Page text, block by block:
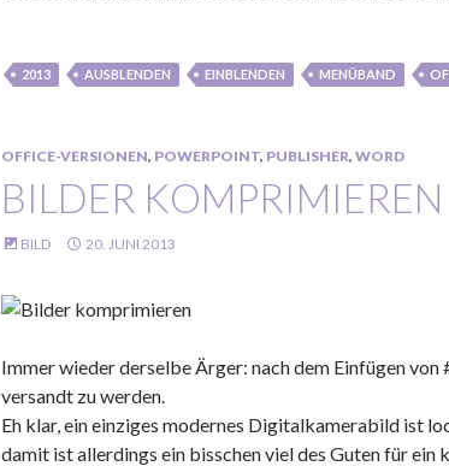
2013 AUSBLENDEN EINBLENDEN MENÜBAND
OFFICE-VERSIONEN, POWERPOINT, PUBLISHER, WORD
BILDER KOMPRIMIEREN
BILD 20. JUNI 2013
Immer wieder derselbe Ärger: nach dem Einfügen
versandt zu werden.
Eh klar, ein einziges modernes Digitalkamerabild ist
damit ist allerdings ein bisschen viel des Guten für